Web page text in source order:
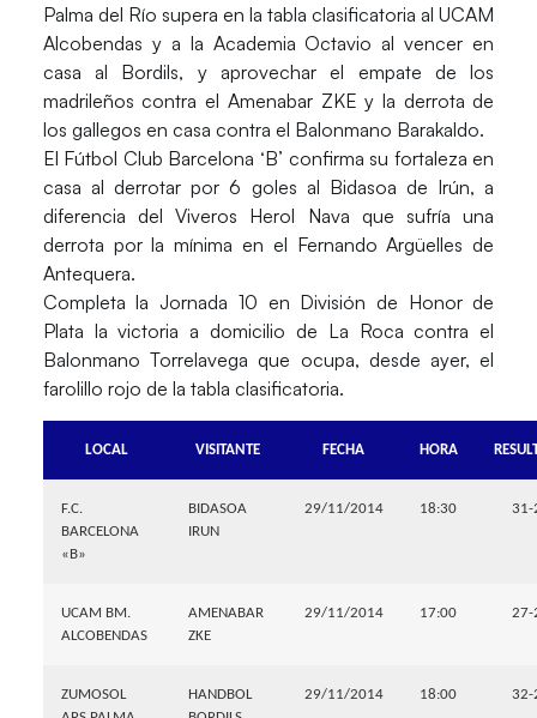
Palma del Río supera en la tabla clasificatoria al UCAM
Alcobendas y a la Academia Octavio al vencer en
casa al Bordils, y aprovechar el empate de los
madrileños contra el Amenabar ZKE y la derrota de
los gallegos en casa contra el Balonmano Barakaldo.
El Fútbol Club Barcelona ‘B’ confirma su fortaleza en
casa al derrotar por 6 goles al Bidasoa de Irún, a
diferencia del Viveros Herol Nava que sufría una
derrota por la mínima en el Fernando Argüelles de
Antequera.
Completa la Jornada 10 en División de Honor de
Plata la victoria a domicilio de La Roca contra el
Balonmano Torrelavega que ocupa, desde ayer, el
farolillo rojo de la tabla clasificatoria.
LOCAL VISITANTE FECHA HORA
F.C.
BARCELONA
«B»
BIDASOA
IRUN
29/11/2014 18:30 31-
UCAM BM.
ALCOBENDAS
AMENABAR
ZKE
29/11/2014 17:00 27-
ZUMOSOL
HANDBOL
29/11/2014 18:00 32-